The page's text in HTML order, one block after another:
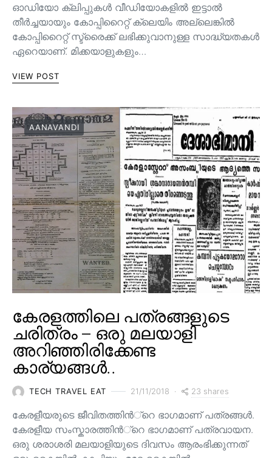
ഓഡിയോ ക്ലിപ്പുകൾ വീഡിയോകളിൽ ഇട്ടാൽ
തീർച്ചയായും കോപ്പിറൈറ്റ് ക്ലെയിം അല്ലെങ്കിൽ
കോപ്പിറൈറ്റ് സ്ട്രൈക്ക് ലഭിക്കുവാനുള്ള സാദ്ധ്യതകൾ
ഏറെയാണ്. മിക്കയാളുകളും…
VIEW POST
AANAVANDI
കേരളത്തിലെ പത്രങ്ങളുടെ
ചരിത്രം – ഒരു മലയാളി
അറിഞ്ഞിരിക്കേണ്ട
കാര്യങ്ങൾ..
TECH TRAVEL EAT 21/11/2018 23 shares
കേരളീയരുടെ ജീവിതത്തിന്‍്റെ ഭാഗമാണ് പത്രങ്ങള്‍.
കേരളീയ സംസ്കാരത്തിന്‍്റെ ഭാഗമാണ് പത്രവായന.
ഒരു ശരാശരി മലയാളിയുടെ ദിവസം ആരംഭിക്കുന്നത്